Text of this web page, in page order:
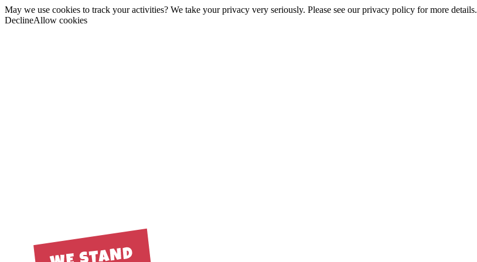
May we use cookies to track your activities? We take your privacy very seriously. Please see our privacy policy for more details.
DeclineAllow cookies